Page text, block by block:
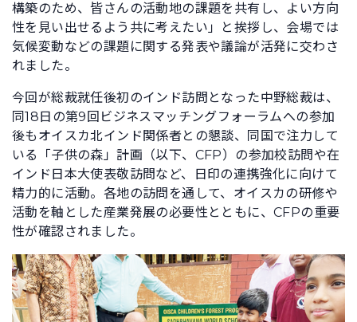
構築のため、皆さんの活動地の課題を共有し、よい方向
性を見い出せるよう共に考えたい」と挨拶し、会場では
気候変動などの課題に関する発表や議論が活発に交わさ
れました。
今回が総裁就任後初のインド訪問となった中野総裁は、
同18日の第9回ビジネスマッチングフォーラムへの参加
後もオイスカ北インド関係者との懇談、同国で注力して
いる「子供の森」計画（以下、CFP）の参加校訪問や在
インド日本大使表敬訪問など、日印の連携強化に向けて
精力的に活動。各地の訪問を通して、オイスカの研修や
活動を軸とした産業発展の必要性とともに、CFPの重要
性が確認されました。